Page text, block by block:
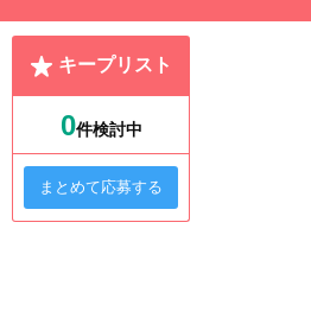
キープリスト
0件検討中
まとめて応募する